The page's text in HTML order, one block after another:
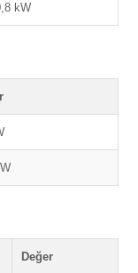
kW
Değer